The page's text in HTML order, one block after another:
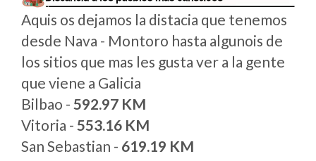
Aquis os dejamos la distacia que tenemos
desde Nava - Montoro hasta algunois de
los sitios que mas les gusta ver a la gente
que viene a Galicia
Bilbao - 592.97 KM
Vitoria - 553.16 KM
San Sebastian - 619.19 KM